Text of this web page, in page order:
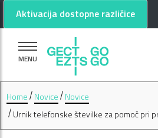
Pojdi na glavno vsebino
Pojdi na nogo strani
Aktivacija dostopne različice
MENU
Home Novice
Novice
Urnik telefonske številke za pomoč pri